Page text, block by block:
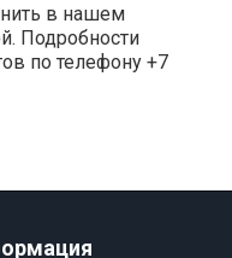
в нашем
Подробности
по телефону +7